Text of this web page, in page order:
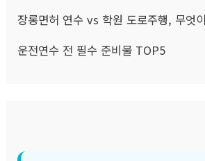
장롱면허 연수 vs 학원 도로주행, 무엇
운전연수 전 필수 준비물 TOP5